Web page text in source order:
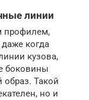
линии
профилем,
когда
кузова,
боковины
Такой
но и